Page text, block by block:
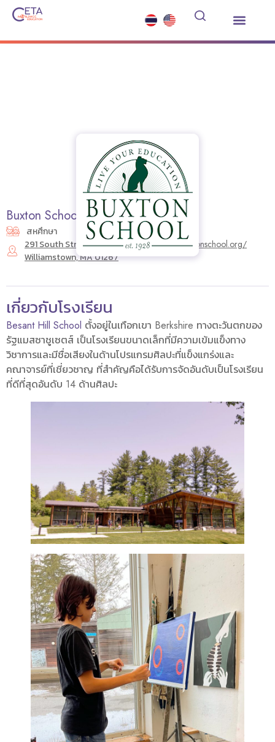
Buxton School
สหศึกษา
291 South Street
Williamstown, MA 01267
https://buxtonschool.org/
เกี่ยวกับโรงเรียน
Besant Hill School ตั้งอยู่ในเทือกเขา Berkshire ทางตะวันตกของ
รัฐแมสซาชูเซตส์ เป็นโรงเรียนขนาดเล็กที่มีความเข้มแข็งทาง
วิชาการและมีชื่อเสียงในด้านโปรแกรมศิลปะที่แข็งแกร่งและ
คณาจารย์ที่เชี่ยวชาญ ที่สำคัญคือได้รับการจัดอันดับเป็นโรงเรียน
ที่ดีที่สุดอันดับ 14 ด้านศิลปะ